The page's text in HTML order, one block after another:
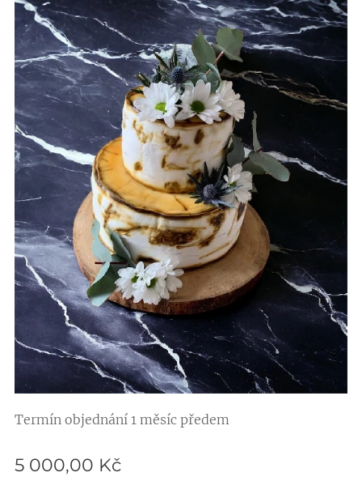
Termín objednání 1 měsíc předem
5 000,00 Kč